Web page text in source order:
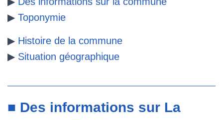
▶ Toponymie
▶ Histoire de la commune
▶ Situation géographique
■ Des informations sur La